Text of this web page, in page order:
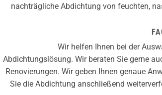
nachträgliche Abdichtung von feuchten,
Wir helfen Ihnen bei der
Abdichtungslösung. Wir beraten Sie gerne
Renovierungen. Wir geben Ihnen genaue
Sie die Abdichtung anschließend